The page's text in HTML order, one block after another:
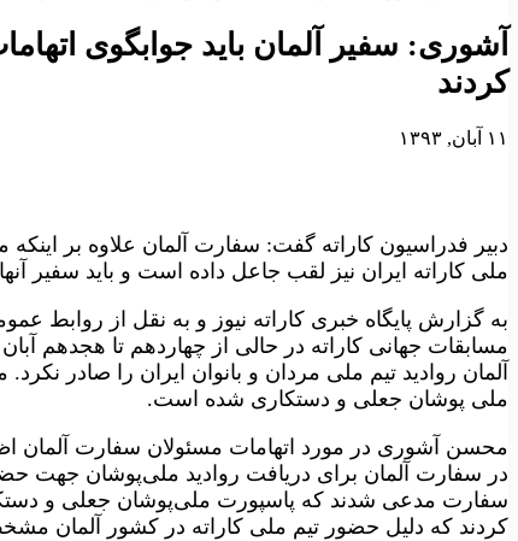
آشوری: سفیر آلمان باید جوابگوی
کردند
۱۱ آبان, ۱۳۹۳
دبیر فدراسیون کاراته گفت: سفارت آلمان علاوه بر
ملی کاراته ایران نیز لقب جاعل داده است و باید سفیر
به گزارش پایگاه خبری کاراته نیوز و به نقل از روابط
مسابقات جهانی کاراته در حالی از چهاردهم تا هجدهم
آلمان روادید تیم ملی مردان و بانوان ایران را صادر
ملی پوشان جعلی و دستکاری شده است.
محسن آشوری در مورد اتهامات مسئولان سفارت آلمان
در سفارت آلمان برای دریافت روادید ملی‌پوشان جهت
سفارت مدعی شدند که پاسپورت ملی‌پوشان جعلی و
کردند که دلیل حضور تیم ملی کاراته در کشور آلمان